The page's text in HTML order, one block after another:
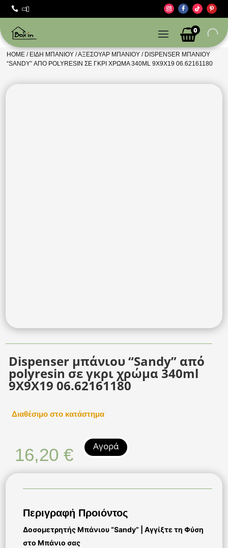
 
0
HOME / ΕΊΔΗ ΜΠΆΝΙΟΥ /ΑΞΕΣΟΥΆΡ ΜΠΆΝΙΟΥ / DISPENSER ΜΠΆΝΙΟΥ
“SANDY” ΑΠΌ POLYRESIN ΣΕ ΓΚΡΙ ΧΡΏΜΑ 340ML 9X9X19 06.62161180
Dispenser μπάνιου “Sandy” από
polyresin σε γκρι χρώμα 340ml
9X9X19 06.62161180
Διαθέσιμο στο κατάστημα
16,20€ Αγορά
Περιγραφή Προιόντος
Δοσομετρητής Μπάνιου “Sandy” | Αγγίξτε τη Φύση
στο Μπάνιο σας